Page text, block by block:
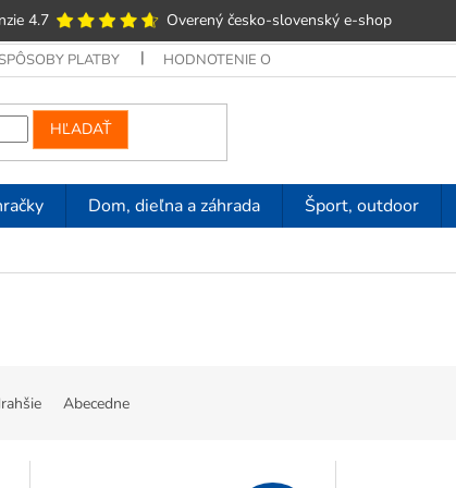
4.7 Overený česko-slovenský e‑shop
PLATBY HODNOTENIE OBCHODU
HĽADAŤ
Dom, dieľna a záhrada Šport, outdoor
Abecedne